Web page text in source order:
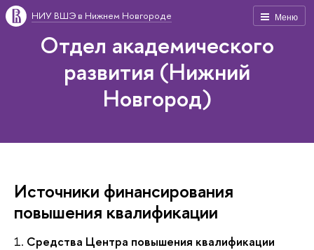
Меню
НИУ ВШЭ в Нижнем Новгороде
Отдел академического
развития (Нижний
Новгород)
Источники финансирования
повышения квалификации
1. Средства Центра повышения квалификации